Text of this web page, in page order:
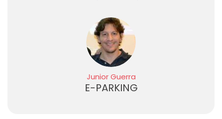
Junior Guerra
E-PARKING